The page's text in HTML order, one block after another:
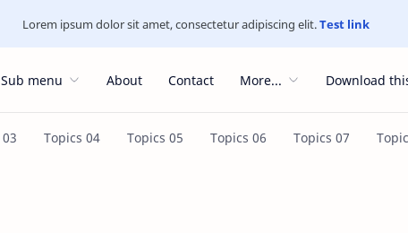
Lorem ipsum dolor sit amet, consectetur adipiscing elit.Test link
Sub menu About Contact More... Download